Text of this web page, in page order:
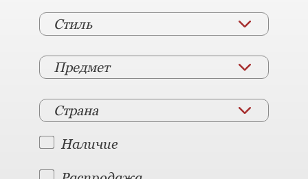
Стиль
Предмет
Страна
Наличие